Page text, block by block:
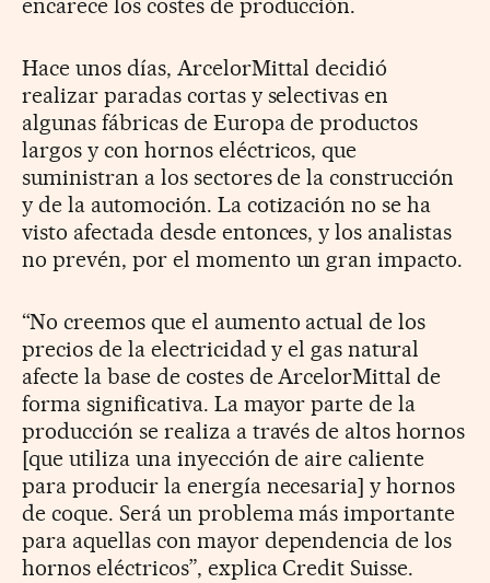
encarece los costes de producción.
Hace unos días, ArcelorMittal decidió
realizar paradas cortas y selectivas en
algunas fábricas de Europa de productos
largos y con hornos eléctricos, que
suministran a los sectores de la construcción
y de la automoción. La cotización no se ha
visto afectada desde entonces, y los analistas
no prevén, por el momento un gran impacto.
“No creemos que el aumento actual de los
precios de la electricidad y el gas natural
afecte la base de costes de ArcelorMittal de
forma significativa. La mayor parte de la
producción se realiza a través de altos hornos
[que utiliza una inyección de aire caliente
para producir la energía necesaria] y hornos
de coque. Será un problema más importante
para aquellas con mayor dependencia de los
hornos eléctricos”, explica Credit Suisse.